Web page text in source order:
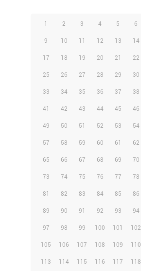
1 2 3 4 5 6
9 10 11 12 13 14
17 18 19 20 21 22
25 26 27 28 29 30
33 34 35 36 37 38
41 42 43 44 45 46
49 50 51 52 53 54
57 58 59 60 61 62
65 66 67 68 69 70
73 74 75 76 77 78
81 82 83 84 85 86
89 90 91 92 93 94
97 98 99 100 101 102
105 106 107 108 109 110
113 114 115 116 117 118